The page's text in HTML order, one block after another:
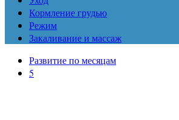
Кормление грудью
Режим
Закаливание и массаж
Развитие по месяцам
5